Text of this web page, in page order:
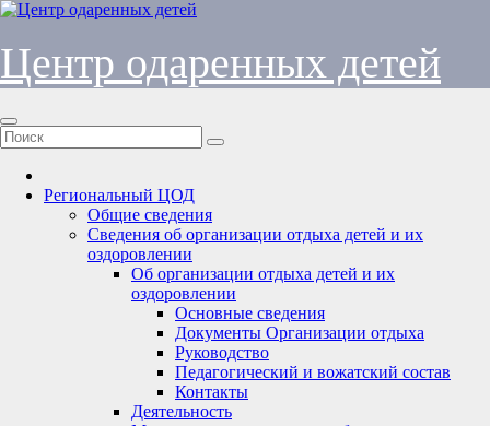
Перейти
содержимому
Центр одаренных детей
Региональный ЦОД
Общие сведения
Сведения об организации отдыха детей и их
оздоровлении
Об организации отдыха детей и их
оздоровлении
Основные сведения
Документы Организации отдыха
Руководство
Педагогический и вожатский состав
Контакты
Деятельность